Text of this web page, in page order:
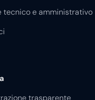
tecnico e amministrativo
trasparente